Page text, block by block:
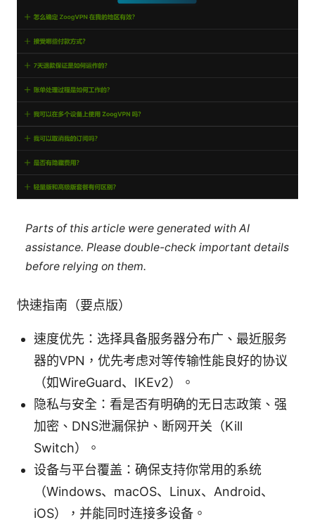
Parts of this article were generated with AI
assistance. Please double-check important details
before relying on them.
快速指南（要点版）
速度优先：选择具备服务器分布广、最近服务
器的VPN，优先考虑对等传输性能良好的协议
（如WireGuard、IKEv2）。
隐私与安全：看是否有明确的无日志政策、强
加密、DNS泄漏保护、断网开关（Kill
Switch）。
设备与平台覆盖：确保支持你常用的系统
（Windows、macOS、Linux、Android、
iOS），并能同时连接多设备。